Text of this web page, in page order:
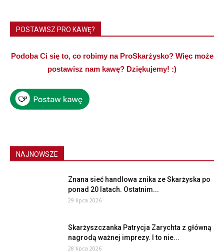
POSTAWISZ PRO KAWĘ?
Podoba Ci się to, co robimy na ProSkarżysko? Więc może
postawisz nam kawę? Dziękujemy! :)
NAJNOWSZE
Znana sieć handlowa znika ze Skarżyska po
ponad 20 latach. Ostatnim...
29 lipca 2026
Skarżyszczanka Patrycja Zarychta z główną
nagrodą ważnej imprezy. I to nie...
28 lipca 2026